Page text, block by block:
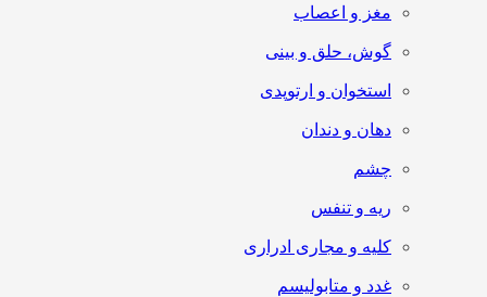
مغز و اعصاب
گوش، حلق و بینی
استخوان و ارتوپدی
دهان و دندان
چشم
ریه و تنفس
کلیه و مجاری ادراری
غدد و متابولیسم